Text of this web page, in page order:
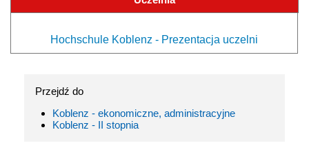
Hochschule Koblenz - Prezentacja uczelni
Przejdź do
Koblenz - ekonomiczne, administracyjne
Koblenz - II stopnia